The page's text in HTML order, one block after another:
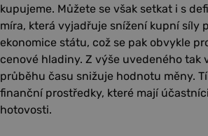
kupujeme. Můžete se však setkat i s
míra, která vyjadřuje snížení kupní síly
ekonomice státu, což se pak obvykle
cenové hladiny. Z výše uvedeného tak
průběhu času snižuje hodnotu měny.
finanční prostředky, které mají
hotovosti.